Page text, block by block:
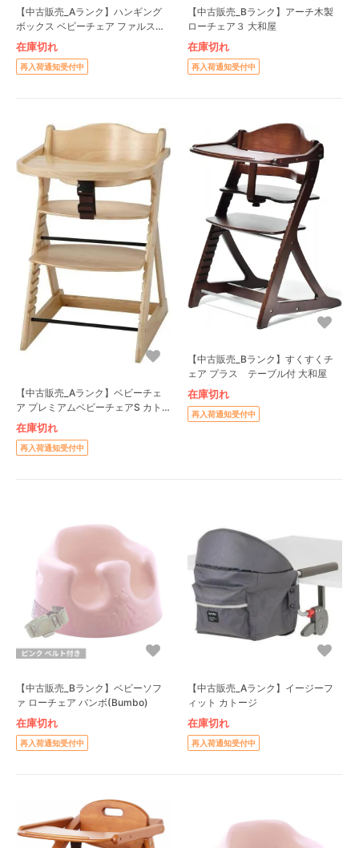
【中古販売_Aランク】ハンギング
ボックス ベビーチェア ファルスカ
(farska)
在庫切れ
再入荷通知受付中
【中古販売_Bランク】アーチ木製
ローチェア３ 大和屋
在庫切れ
再入荷通知受付中
【中古販売_Aランク】ベビーチェ
ア プレミアムベビーチェアS カト
ージ
在庫切れ
再入荷通知受付中
【中古販売_Bランク】すくすくチ
ェア プラス テーブル付 大和屋
在庫切れ
再入荷通知受付中
【中古販売_Bランク】ベビーソフ
ァ ローチェア バンボ(Bumbo)
在庫切れ
再入荷通知受付中
【中古販売_Aランク】イージーフ
ィット カトージ
在庫切れ
再入荷通知受付中